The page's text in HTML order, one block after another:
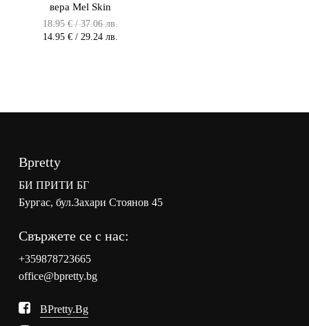
вера Mel Skin
18.95€/ 37.06 лв.Original
37.06
14.95 €/ 29.24 лв.
/
Bpretty
БИ ПРИТИ БГ
Бургас, бул.Захари Стоянов 45
Свържете се с нас:
+359878723665
office@bpretty.bg
BPretty.bg